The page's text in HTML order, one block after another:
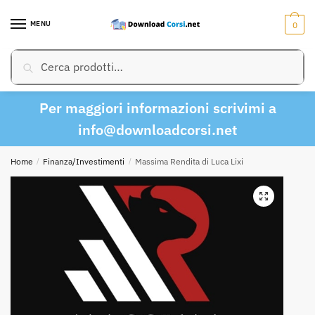
MENU
Cerca:Cerca
0
Per maggiori informazioni scrivimi a
info@downloadcorsi.net
Home / Finanza/Investimenti / Massima Rendita di Luca Lixi